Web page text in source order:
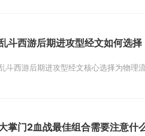
斗西游后期进攻型经文如何选择
斗西游后期进攻型经文核心选择为物理
掌门2血战最佳组合需要注意什